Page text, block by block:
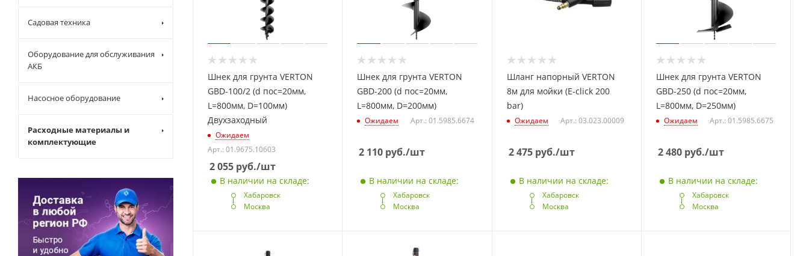
Шнек для грунта VERTON
GBD-100/2 (d пос=20мм,
L=800мм, D=100мм)
Двухзаходный
Ожидаем
Арт.: 01.9675.10603
2 055 руб./шт
В наличии на складе:
Хабаровск
Москва
Шнек для грунта VERTON
GBD-200 (d пос=20мм,
L=800мм, D=200мм)
Ожидаем Арт.: 01.5985.6674
2 110 руб./шт
В наличии на складе:
Хабаровск
Москва
Шланг напорный VERTON
8м для мойки (E-click 200
bar)
Ожидаем Арт.: 03.023.00009
2 475руб./шт
В наличии на складе:
Хабаровск
Москва
Шнек для грунта VERTON
GBD-250 (d пос=20мм,
L=800мм, D=250мм)
Ожидаем Арт.: 01.5985.6675
2 480руб./шт
В наличии на складе:
Хабаровск
Москва
Садовая техника
Оборудование для обслуживания
АКБ
Насосное оборудование
Расходные материалы и
комплектующие